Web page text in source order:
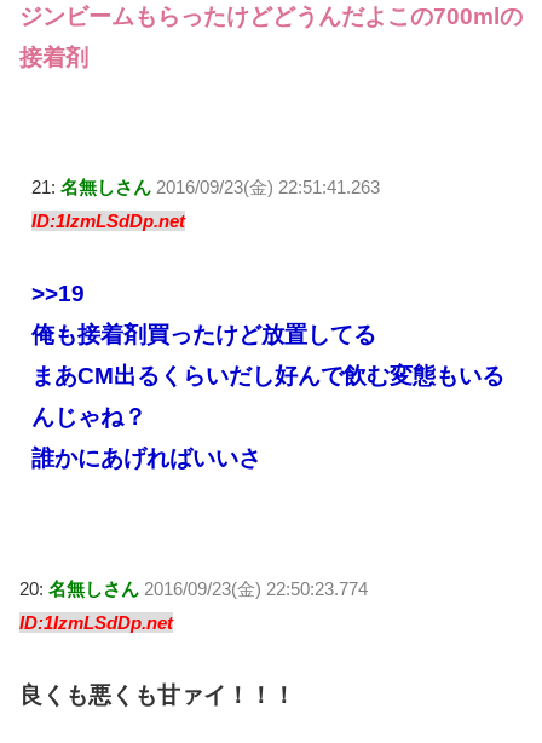
ジンビームもらったけどどうんだよこの700mlの
接着剤
21: 名無しさん 2016/09/23(金) 22:51:41.263
ID:1IzmLSdDp.net
>>19
俺も接着剤買ったけど放置してる
まあCM出るくらいだし好んで飲む変態もいる
んじゃね？
誰かにあげればいいさ
20: 名無しさん 2016/09/23(金) 22:50:23.774
ID:1IzmLSdDp.net
良くも悪くも甘ァイ！！！